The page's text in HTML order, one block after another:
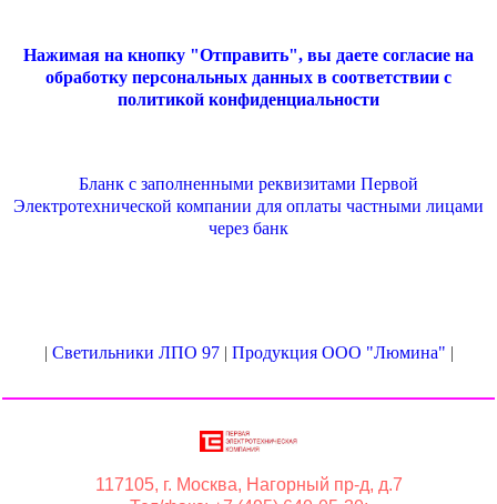
Нажимая на кнопку "Отправить", вы даете согласие на
обработку персональных данных в соответствии с
политикой конфиденциальности
Бланк с заполненными реквизитами Первой
Электротехнической компании для оплаты частными лицами
через банк
| Светильники ЛПО 97| Продукция ООО "Люмина" |
117105, г. Москва, Нагорный пр-д, д.7